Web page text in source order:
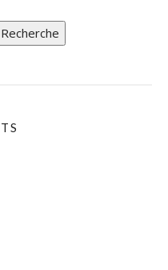
Recherche